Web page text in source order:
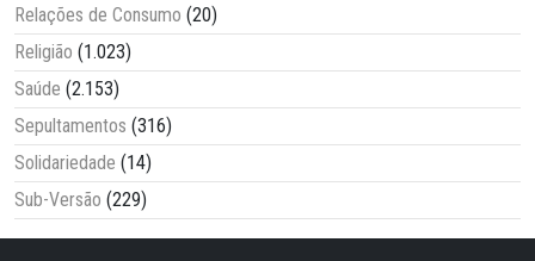
Relações de Consumo (20)
Religião (1.023)
Saúde (2.153)
Sepultamentos (316)
Solidariedade (14)
Sub-Versão (229)